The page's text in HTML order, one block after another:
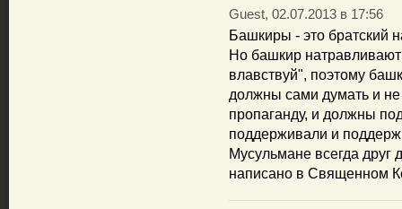
Guest, 02.07.2013 в 17:56
Башкиры - это братский
Но башкир
влавствуй", поэтому
должны сами думать и не
пропаганду, и должны
поддерживали и
Мусульмане всегда друг
написано в Священном